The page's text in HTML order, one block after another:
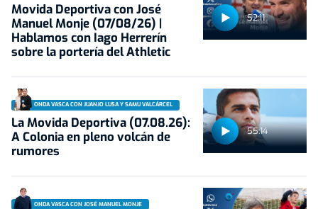
52:11
Movida Deportiva con José
Manuel Monje (07/08/26) |
Hablamos con Iago Herrerín
sobre la portería del Athletic
55:14
ONDA VASCA CON JUANJO LUSA Y SAMU VALCÁRCEL
La Movida Deportiva (07.08.26):
A Colonia en pleno volcán de
rumores
ONDA VASCA CON JOSÉ MANUEL MONJE